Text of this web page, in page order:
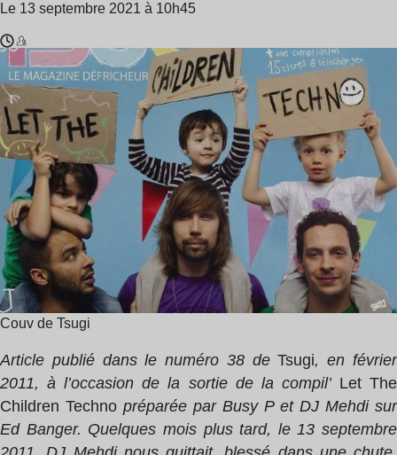
Le 13 septembre 2021 à 10h45
Temps
de
lecture
:
11
min
DJ
Mehdi
,
Busy
P
,
Djedjotronic
Couv de Tsugi
Article publié dans le numéro 38 deTsugi, en février
2011, à l’occasion de la sortie de la compil’ Let The
Children Techno préparée par Busy P et DJ Mehdi sur
Ed Banger. Quelques mois plus tard, le 13 septembre